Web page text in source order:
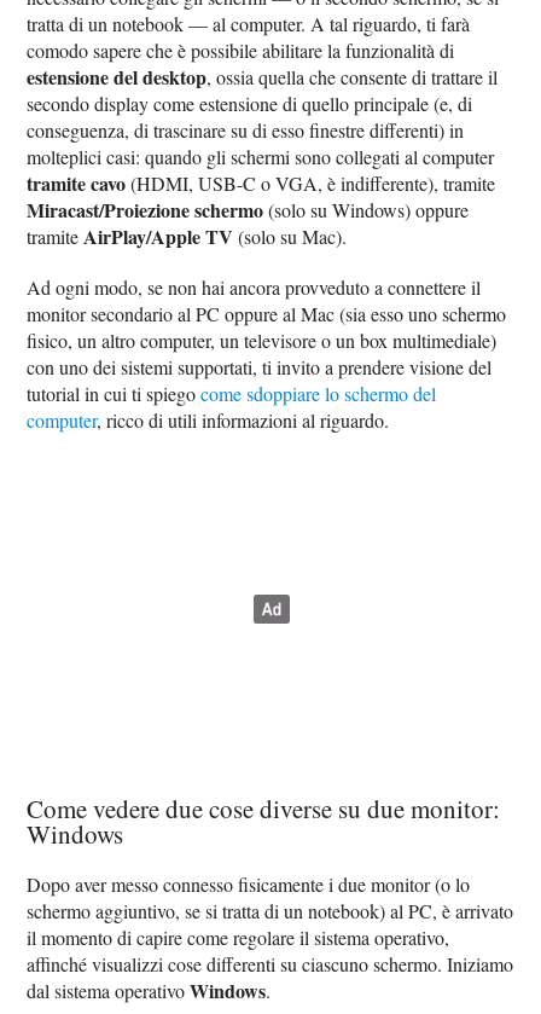
tratta di un notebook — al computer. A tal riguardo, ti farà
comodo sapere che è possibile abilitare la funzionalità di
estensione del desktop, ossia quella che consente di trattare il
secondo display come estensione di quello principale (e, di
conseguenza, di trascinare su di esso finestre differenti) in
molteplici casi: quando gli schermi sono collegati al computer
tramite cavo(HDMI, USB-C o VGA, è indifferente), tramite
Miracast/Proiezione schermo(solo su Windows) oppure
tramiteAirPlay/Apple TV (solo su Mac).
Ad ogni modo, se non hai ancora provveduto a connettere il
monitor secondario al PC oppure al Mac (sia esso uno schermo
fisico, un altro computer, un televisore o un box multimediale)
con uno dei sistemi supportati, ti invito a prendere visione del
tutorial in cui ti spiegocome sdoppiare lo schermo del
computer, ricco di utili informazioni al riguardo.
Come vedere due cose diverse su due monitor:
Windows
Dopo aver messo connesso fisicamente i due monitor (o lo
schermo aggiuntivo, se si tratta di un notebook) al PC, è arrivato
il momento di capire come regolare il sistema operativo,
affinché visualizzi cose differenti su ciascuno schermo. Iniziamo
dal sistema operativoWindows.